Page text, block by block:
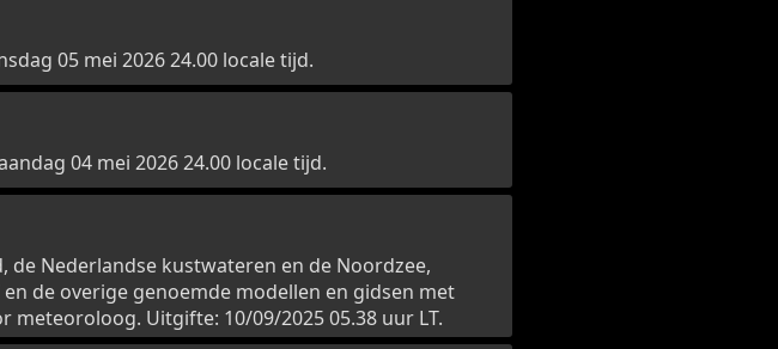
05 mei 2026 24.00 locale tijd.
04 mei 2026 24.00 locale tijd.
Nederlandse kustwateren en de Noordzee,
en de overige genoemde modellen en gidsen met
Uitgifte: 10/09/2025 05.38 uur LT.